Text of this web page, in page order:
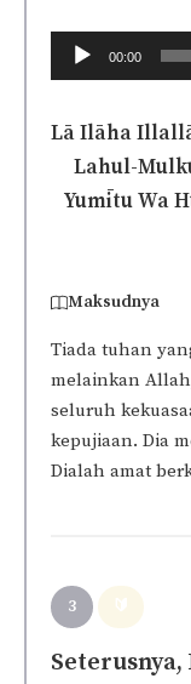
Audio
Player
00:00
Lā Ilāha
Lahul-
Yumītu Wa
Maksudnya
Tiada tuhan
melainkan
seluruh
kepujiaan. Dia
Dialah amat
3 🔰